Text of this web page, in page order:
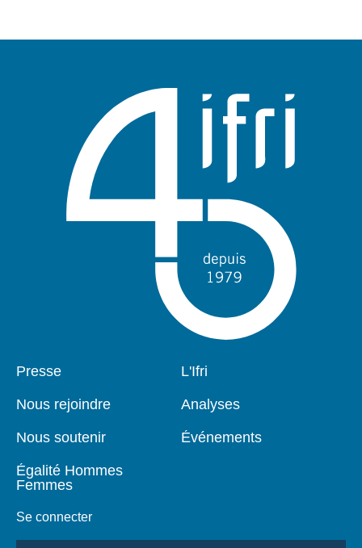
Pied
Presse
Nous rejoindre
Nous soutenir
Égalité Hommes
Femmes
Se connecter
Navigation
L'Ifri
Analyses
Événements